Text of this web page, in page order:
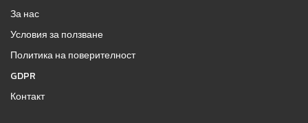
За нас
Условия за ползване
Политика на поверителност
GDPR
Контакт